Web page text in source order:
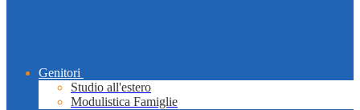
Genitori
Studio all'estero
Modulistica Famiglie